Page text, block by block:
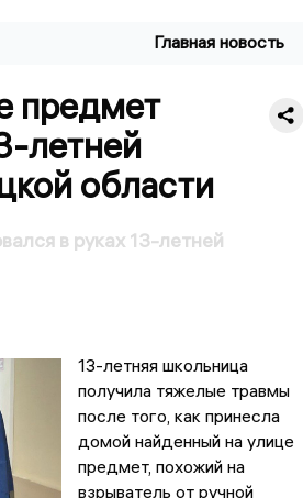
Главная новость
предмет
летней
области
в руках 13-летней
13-летняя школьница
получила тяжелые травмы
после того, как принесла
домой найденный на улице
предмет, похожий на
взрыватель от ручной